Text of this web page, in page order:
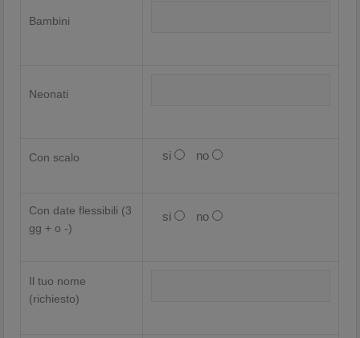
Bambini
Neonati
Con scalo si no
Con date flessibili (3
gg + o -)
si no
Il tuo nome
(richiesto)